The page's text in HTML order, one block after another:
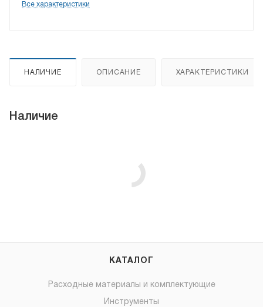
Все характеристики
НАЛИЧИЕ ОПИСАНИЕ ХАРАКТЕРИСТИКИ
Наличие
КАТАЛОГ
Расходные материалы и комплектующие
Инструменты